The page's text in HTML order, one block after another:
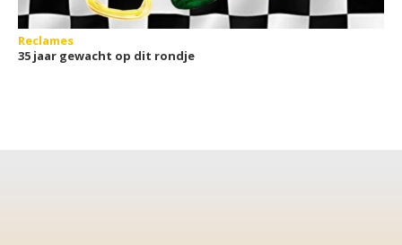
Reclames
35 jaar gewacht op dit rondje